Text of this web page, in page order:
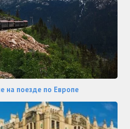
на поезде по Европе